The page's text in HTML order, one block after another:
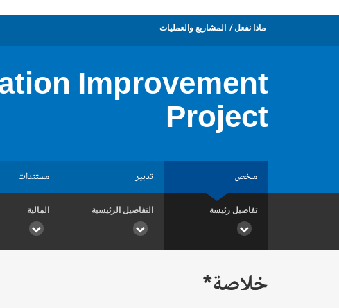
ماذا نفعل المشاريع والعمليات
Improvement
Project
ملخص تدبير مستندات
تفاصيل رئيسة التفاصيل الرئيسية المالية
خلاصة*